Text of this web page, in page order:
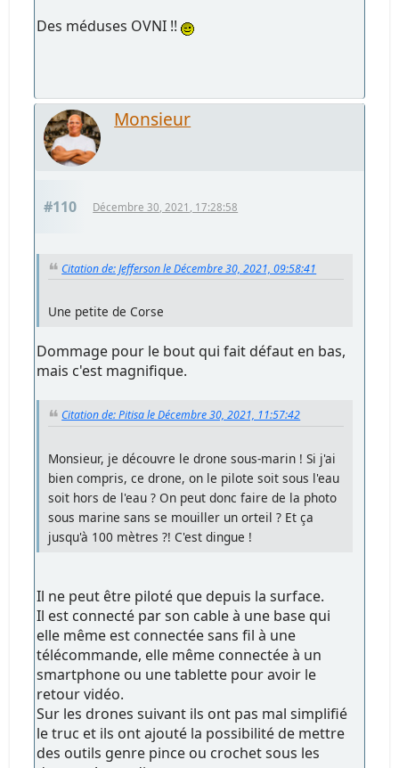
Des méduses OVNI !!
Monsieur
#110 Décembre 30, 2021, 17:28:58
Citation de: Jefferson le Décembre 30, 2021, 09:58:41
Une petite de Corse
Dommage pour le bout qui fait défaut en bas,
mais c'est magnifique.
Citation de: Pitisa le Décembre 30, 2021, 11:57:42
Monsieur, je découvre le drone sous-marin ! Si j'ai
bien compris, ce drone, on le pilote soit sous l'eau
soit hors de l'eau ? On peut donc faire de la photo
sous marine sans se mouiller un orteil ? Et ça
jusqu'à 100 mètres ?! C'est dingue !
Il ne peut être piloté que depuis la surface.
Il est connecté par son cable à une base qui
elle même est connectée sans fil à une
télécommande, elle même connectée à un
smartphone ou une tablette pour avoir le
retour vidéo.
Sur les drones suivant ils ont pas mal simplifié
le truc et ils ont ajouté la possibilité de mettre
des outils genre pince ou crochet sous les